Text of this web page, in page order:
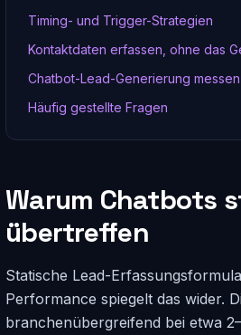
Timing- und Trigger-Strategien
Kontaktdaten erfassen, ohne das
Chatbot-Lead-Generierung
Häufig gestellte Fragen
Warum Chatbots
übertreffen
Statische Lead-
Performance spiegelt das wider.
branchenübergreifend bei etwa